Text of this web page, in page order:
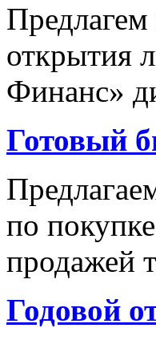
открытия
Финанс»
Готовый
по
продажей
Годовой